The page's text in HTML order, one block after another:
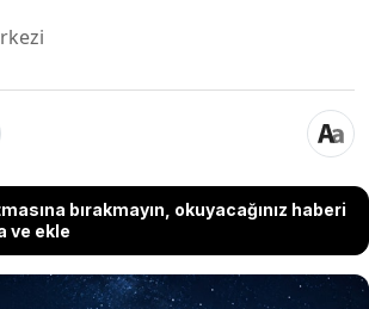
bırakmayın, okuyacağınız haberi
ve ekle